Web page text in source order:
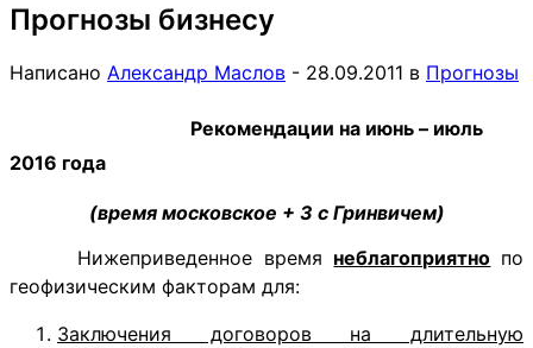
Прогнозы бизнесу
Написано Александр Маслов - 28.09.2011 в Прогнозы
Рекомендации на июнь – июль
2016 года
(время московское + 3 с Гринвичем)
Нижеприведенное время неблагоприятно по
геофизическим факторам для:
Заключения договоров на длительную